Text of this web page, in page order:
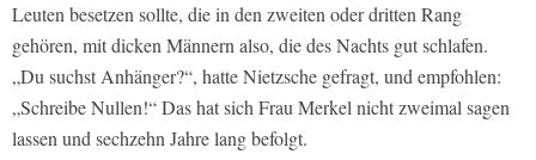
Leuten besetzen sollte, die in den zweiten oder dritten Rang
gehören, mit dicken Männern also, die des Nachts gut schlafen.
„Du suchst Anhänger?“, hatte Nietzsche gefragt, und empfohlen:
„Schreibe Nullen!“ Das hat sich Frau Merkel nicht zweimal sagen
lassen und sechzehn Jahre lang befolgt.